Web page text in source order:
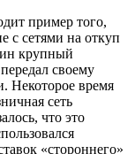
пример того,
с сетями на откуп
крупный
своему
Некоторое время
сеть
что это
«стороннего»